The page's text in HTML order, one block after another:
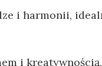
i⁤ harmonii,
​i